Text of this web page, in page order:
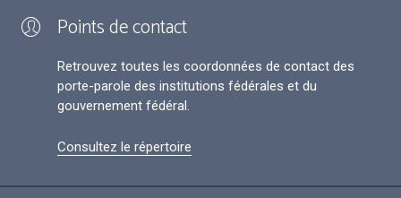
Points de contact
Retrouvez toutes les coordonnées de contact des
porte-parole des institutions fédérales et du
gouvernement fédéral.
Consultez le répertoire